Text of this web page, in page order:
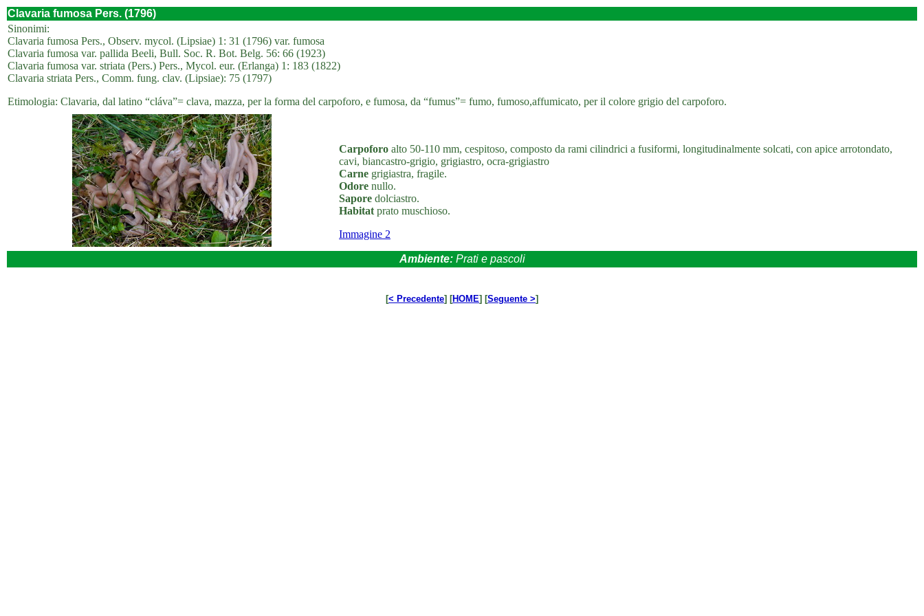
Clavaria fumosa Pers. (1796)
Sinonimi:
Clavaria fumosa Pers., Observ. mycol. (Lipsiae) 1: 31 (1796) var. fumosa
Clavaria fumosa var. pallida Beeli, Bull. Soc. R. Bot. Belg. 56: 66 (1923)
Clavaria fumosa var. striata (Pers.) Pers., Mycol. eur. (Erlanga) 1: 183 (1822)
Clavaria striata Pers., Comm. fung. clav. (Lipsiae): 75 (1797)
Etimologia: Clavaria, dal latino “cláva”= clava, mazza, per la forma del carpoforo, e fumosa, da “fumus”= fumo, fumoso,affumicato, per il colore grigio del carpoforo.
Carpoforo alto 50-110 mm, cespitoso, composto da rami cilindrici a fusiformi, longitudinalmente solcati, con apice arrotondato,
cavi, biancastro-grigio, grigiastro, ocra-grigiastro
Carne grigiastra, fragile.
Odore nullo.
Sapore dolciastro.
Habitat prato muschioso.
Immagine 2
Ambiente: Prati e pascoli
[< Precedente] [HOME] [Seguente >]